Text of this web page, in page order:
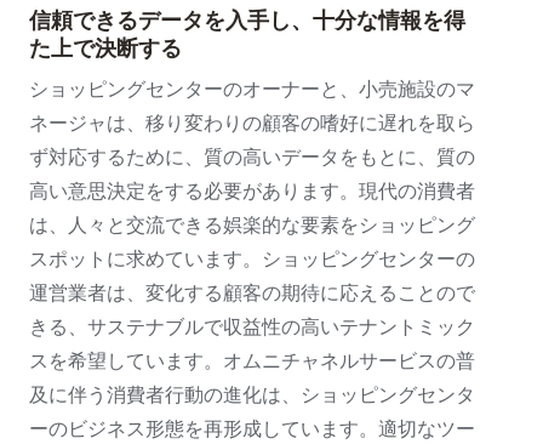
信頼できるデータを入手し、十分な情報を得
た上で決断する
ショッピングセンターのオーナーと、小売施設のマ
ネージャは、移り変わりの顧客の嗜好に遅れを取ら
ず対応するために、質の高いデータをもとに、質の
高い意思決定をする必要があります。現代の消費者
は、人々と交流できる娯楽的な要素をショッピング
スポットに求めています。ショッピングセンターの
運営業者は、変化する顧客の期待に応えることので
きる、サステナブルで収益性の高いテナントミック
スを希望しています。オムニチャネルサービスの普
及に伴う消費者行動の進化は、ショッピングセンタ
ーのビジネス形態を再形成しています。適切なツー